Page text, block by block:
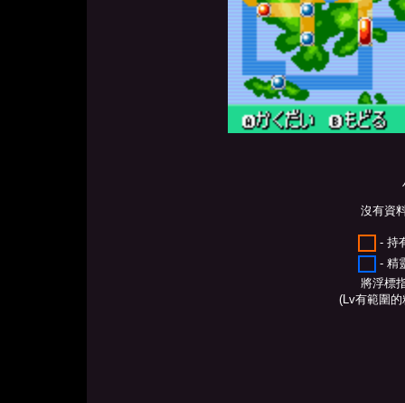
沒有資
- 持
- 精
將浮標
(Lv有範圍